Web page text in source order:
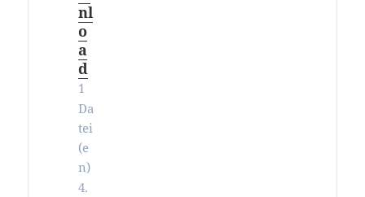
nl
o
a
d
1
Da
tei
(e
n)
4.